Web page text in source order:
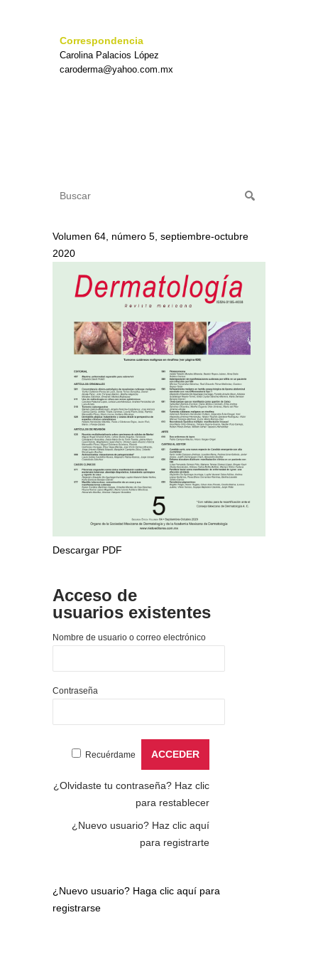
Correspondencia
Carolina Palacios López
caroderma@yahoo.com.mx
Volumen 64, número 5, septiembre-octubre
2020
Descargar PDF
Acceso de
usuarios existentes
Nombre de usuario o correo electrónico
Contraseña
Recuérdame
¿Olvidaste tu contraseña? Haz clic
para restablecer
¿Nuevo usuario? Haz clic aquí
para registrarte
¿Nuevo usuario? Haga clic aquí para
registrarse